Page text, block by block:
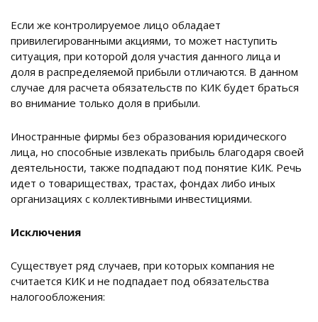
Если же контролируемое лицо обладает
привилегированными акциями, то может наступить
ситуация, при которой доля участия данного лица и
доля в распределяемой прибыли отличаются. В данном
случае для расчета обязательств по КИК будет браться
во внимание только доля в прибыли.
Иностранные фирмы без образования юридического
лица, но способные извлекать прибыль благодаря своей
деятельности, также подпадают под понятие КИК. Речь
идет о товариществах, трастах, фондах либо иных
организациях с коллективными инвестициями.
Исключения
Существует ряд случаев, при которых компания не
считается КИК и не подпадает под обязательства
налогообложения: